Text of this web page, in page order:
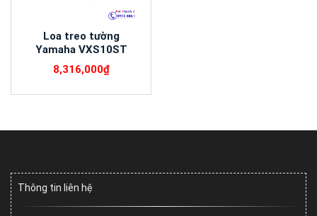
Loa treo tường
Yamaha VXS10ST
8,316,000₫
Thông tin liên hệ